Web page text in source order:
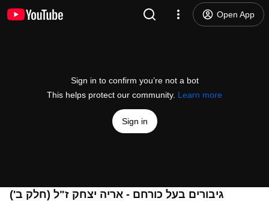
Open App
Sign in to confirm you’re not a bot
This helps protect our community. Learn more
Sign in
גיבורים בעל כורחם - אריה יצחק ז"ל (חלק ב')